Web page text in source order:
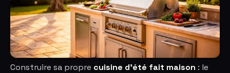
Construire sa propre cuisine d'été fait maison : le